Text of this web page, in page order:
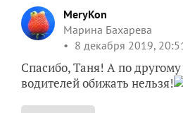
MeryKon
Марина Бахарева
8 декабря 2019,
Спасибо, Таня! А по
водителей обижать нельзя!